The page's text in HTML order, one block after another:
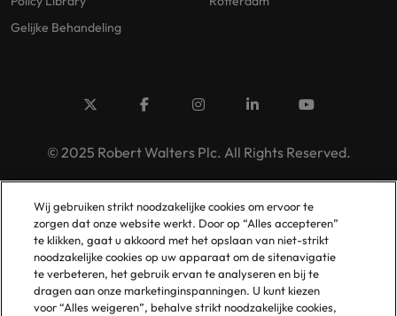
Gelijke Behandeling
© 2025 Robert Walters Plc. All Rights Reserved.
Wij gebruiken strikt noodzakelijke cookies om ervoor te
zorgen dat onze website werkt. Door op “Alles accepteren”
te klikken, gaat u akkoord met het opslaan van niet-strikt
noodzakelijke cookies op uw apparaat om de sitenavigatie
te verbeteren, het gebruik ervan te analyseren en bij te
dragen aan onze marketinginspanningen. U kunt kiezen
voor “Alles weigeren”, behalve strikt noodzakelijke cookies,